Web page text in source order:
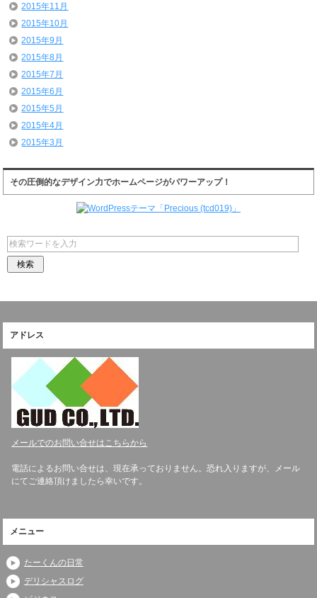
2015年11月
2015年10月
2015年9月
2015年8月
2015年7月
2015年6月
2015年5月
2015年4月
2015年3月
その圧倒的なデザイン力でホームページがパワーアップ！
アドレス
メールでのお問い合せはこちらから
電話によるお問い合せは、現在承っておりません。恐れ入りますが、メール
にてご連絡頂けましたら幸いです。
メニュー
たーくんの日常
デリシャスログ